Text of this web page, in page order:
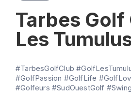
Tarbes Golf
Les
#TarbesGolfClub
#GolfPassion #GolfLife
#Golfeurs #SudOuestGolf